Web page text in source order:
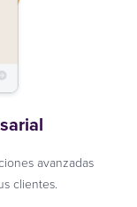
avanzadas
clientes.